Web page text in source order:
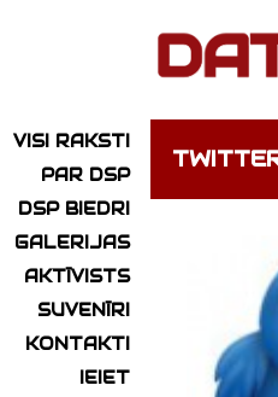
VISI RAKSTI
PAR DSP
DSP BIEDRI
GALERIJAS
AKTĪVISTS
SUVENĪRI
KONTAKTI
IEIET